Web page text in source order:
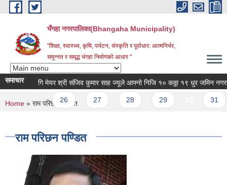
Skip to main content
भँगहा नगरपालिका(Bhangaha Municipality)
"शिक्षा, स्वास्थ्य, कृषि, पर्यटन, संस्कृति र पूर्वाधार: आत्मनिर्भर,
समुन्नत र समृद्ध भंगहा निर्माणको आधार "
समाचारलागि मेयर श्री संजिव कुमार साह ज्यूले आफ्नो निजि १० कठ्ठा १९ धुर जमिन
26
You are here
Home » राम परिछन पण्डित
राम परिछन पण्डित